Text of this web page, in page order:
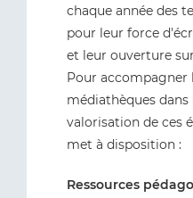
chaque année des
pour leur force
et leur ouverture
Pour accompagner
médiathèques
valorisation de ces
met à disposition :
Ressources